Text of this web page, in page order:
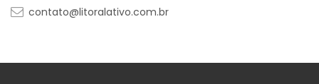
contato@litoralativo.com.br